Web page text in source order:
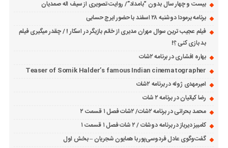
بیست و چهار سال بدون “بامداد”/ روایت تصویری از سیف اله صمدیان
برنامه برمودا دوشنبه ۲۸ اسفند با حضور ایرج حسابی
فیلم عجیب ترین سوال مهران مدیری از خانم بازیگر در اسکار ! / چقدر میگیری فیلم
بد بازی کنی ؟!
بهاره افشاری در برنامه ۲شات
Teaser of Somik Halder’s famous Indian cinematographer
امیرمهدی ژوله در برنامه ۲شات
رضا کیانیان در برنامه ۲ شات
محمد بحرانی در برنامه ۲شات/ ۲شات فصل ۱ قسمت ۲
کامبیز دیرباز در برنامه دوشات / ۲ شات فصل ۱ قسمت ۱
گفت‌وگوی عادل فردوسی‌پور با همایون شجریان – بخش اول